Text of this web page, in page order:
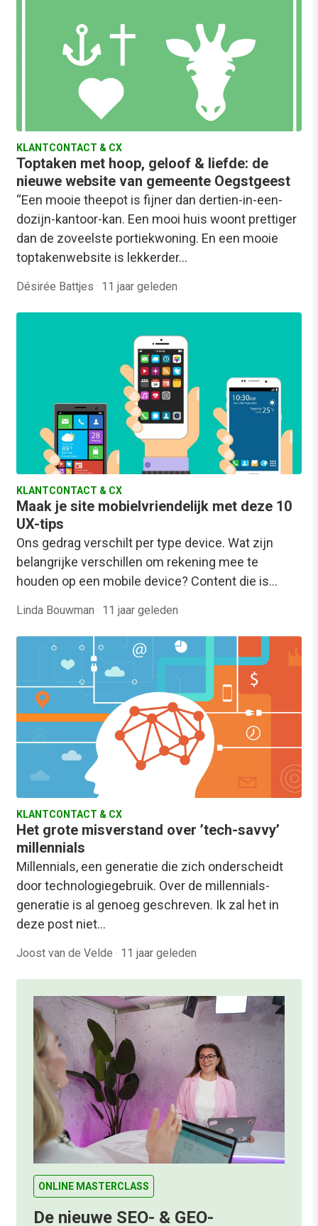
KLANTCONTACT & CX
Toptaken met hoop, geloof & liefde: de
nieuwe website van gemeente Oegstgeest
“Een mooie theepot is fijner dan dertien-in-een-
dozijn-kantoor-kan. Een mooi huis woont prettiger
dan de zoveelste portiekwoning. En een mooie
toptakenwebsite is lekkerder…
Désirée Battjes · 11 jaar geleden
KLANTCONTACT & CX
Maak je site mobielvriendelijk met deze 10
UX-tips
Ons gedrag verschilt per type device. Wat zijn
belangrijke verschillen om rekening mee te
houden op een mobile device? Content die is…
Linda Bouwman · 11 jaar geleden
KLANTCONTACT & CX
Het grote misverstand over ’tech-savvy’
millennials
Millennials, een generatie die zich onderscheidt
door technologiegebruik. Over de millennials-
generatie is al genoeg geschreven. Ik zal het in
deze post niet…
Joost van de Velde · 11 jaar geleden
ONLINE MASTERCLASS
De nieuwe SEO- & GEO-